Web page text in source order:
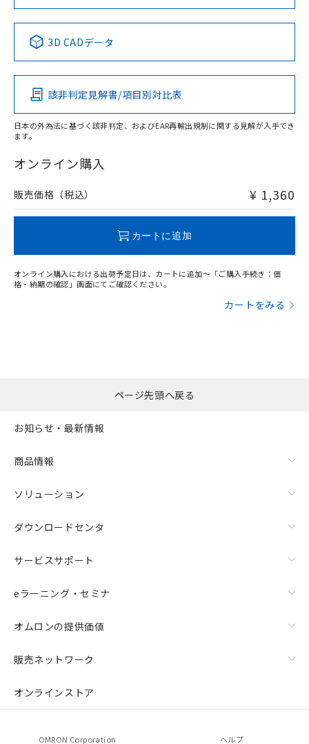
Pb Hg Cd Cr(VI)
O
在庫等で未対応品が混在する可能性があります。
問い合わせください。
No No No No
この製品の規格認証/適合状況ページへ
その他の認証はこちらのページからご検索ください
3D CADデータ
該非判定見解書/項目別対比表
日本の外為法に基づく該非判定、およびEAR再輸出規制に関する見解が入手でき
ます。
オンライン購入
販売価格（税込） ¥ 1,360
カートに追加
オンライン購入における出荷予定日は、カートに追加～「ご購入手続き：価
格・納期の確認」画面にてご確認ください。
カートをみる
ページ先頭へ戻る
お知らせ・最新情報
商品情報
ソリューション
ダウンロードセンタ
サービスサポート
eラーニング・セミナ
オムロンの提供価値
販売ネットワーク
オンラインストア
OMRON Corporation ヘルプ